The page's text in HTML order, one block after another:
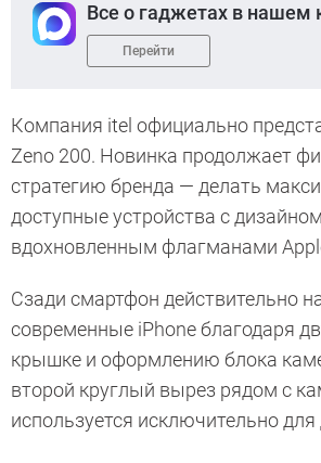
Все о гаджетах в нашем
Перейти
Компания itel официально
Zeno 200. Новинка продолжает
стратегию бренда — делать
доступные устройства с
вдохновленным флагманами
Сзади смартфон действительно
современные iPhone благодаря
крышке и оформлению блока
второй круглый вырез рядом с
используется исключительно для